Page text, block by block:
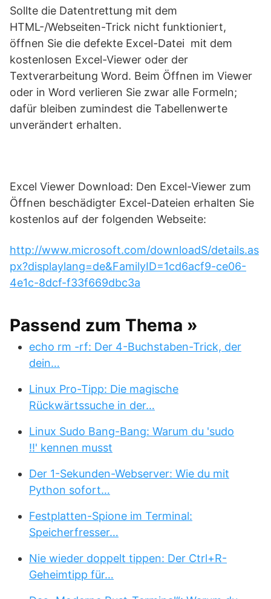
Sollte die Datentrettung mit dem
HTML-/Webseiten-Trick nicht funktioniert,
öffnen Sie die defekte Excel-Datei mit dem
kostenlosen Excel-Viewer oder der
Textverarbeitung Word. Beim Öffnen im Viewer
oder in Word verlieren Sie zwar alle Formeln;
dafür bleiben zumindest die Tabellenwerte
unverändert erhalten.
Excel Viewer Download: Den Excel-Viewer zum
Öffnen beschädigter Excel-Dateien erhalten Sie
kostenlos auf der folgenden Webseite:
http://www.microsoft.com/downloadS/details.as
px?displaylang=de&FamilyID=1cd6acf9-ce06-
4e1c-8dcf-f33f669dbc3a
Passend zum Thema »
echo rm -rf: Der 4-Buchstaben-Trick, der
dein…
Linux Pro-Tipp: Die magische
Rückwärtssuche in der…
Linux Sudo Bang-Bang: Warum du 'sudo
!!' kennen musst
Der 1-Sekunden-Webserver: Wie du mit
Python sofort…
Festplatten-Spione im Terminal:
Speicherfresser…
Nie wieder doppelt tippen: Der Ctrl+R-
Geheimtipp für…